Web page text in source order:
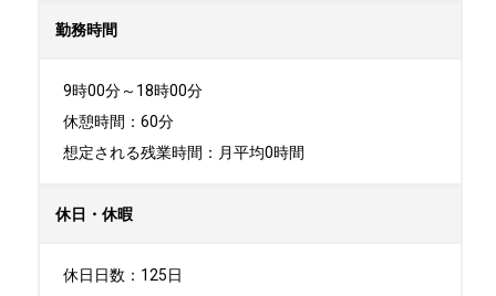
勤務時間
9時00分～18時00分
休憩時間：60分
想定される残業時間：月平均0時間
休日・休暇
休日日数：125日